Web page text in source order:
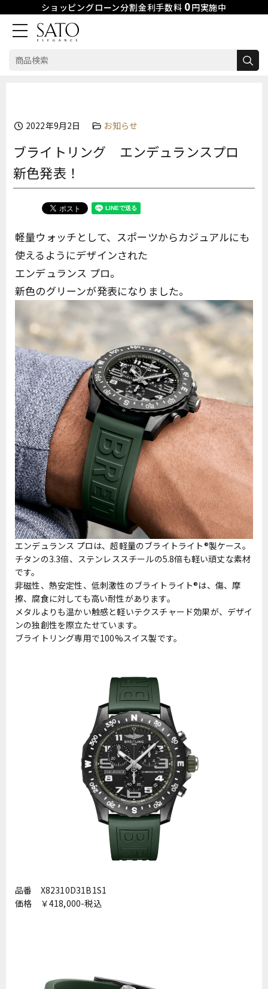
ショッピングローン分割金利手数料 0円実施中
検
2022年9月2日 お知らせ
ブライトリング エンデュランスプロ
新色発表！
軽量ウォッチとして、スポーツからカジュアルにも
使えるようにデザインされた
エンデュランス プロ。
新色のグリーンが発表になりました。
エンデュランス プロは、超軽量のブライトライト®製ケース。
チタンの3.3倍、ステンレススチールの5.8倍も軽い頑丈な素材
です。
非磁性、熱安定性、低刺激性のブライトライト®は、傷、摩
擦、腐食に対しても高い耐性があります。
メタルよりも温かい触感と軽いテクスチャード効果が、デザイ
ンの独創性を際立たせています。
ブライトリング専用で100%スイス製です。
品番 X82310D31B1S1
価格 ￥418,000-税込